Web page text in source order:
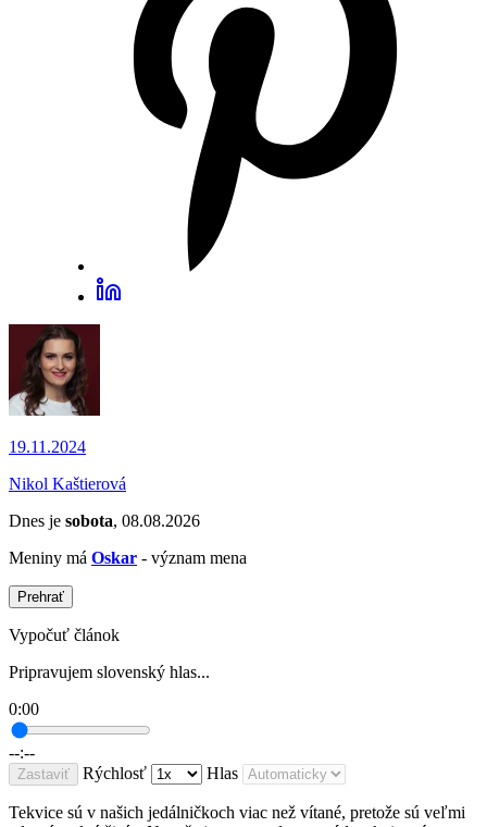
19.11.2024
Nikol Kaštierová
Dnes je sobota, 08.08.2026
Meniny má Oskar - význam mena
Prehrať
Vypočuť článok
Pripravujem slovenský hlas...
0:00
--:--
Zastaviť Rýchlosť Hlas
Tekvice sú v našich jedálničkoch viac než vítané, pretože sú veľmi